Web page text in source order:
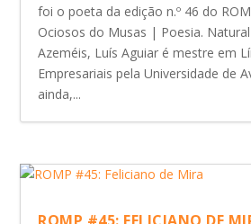
foi o poeta da edição n.º 46 do
Ociosos do Musas | Poesia.
Azeméis, Luís Aguiar é mestre em
Empresariais pela Universidade de
ainda,...